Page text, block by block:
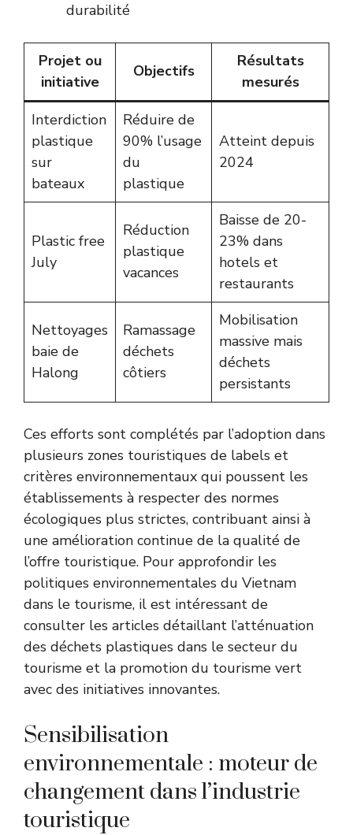
durabilité
Projet ou
initiative
Objectifs
Résultats
mesurés
Interdiction
plastique
sur
bateaux
Réduire de
90% l’usage
du
plastique
Atteint depuis
2024
Plastic free
July
Réduction
plastique
vacances
Baisse de 20-
23% dans
hotels et
restaurants
Nettoyages
baie de
Halong
Ramassage
déchets
côtiers
Mobilisation
massive mais
déchets
persistants
Ces efforts sont complétés par l’adoption dans
plusieurs zones touristiques de labels et
critères environnementaux qui poussent les
établissements à respecter des normes
écologiques plus strictes, contribuant ainsi à
une amélioration continue de la qualité de
l’offre touristique. Pour approfondir les
politiques environnementales du Vietnam
dans le tourisme, il est intéressant de
consulter les articles détaillant l’atténuation
des déchets plastiques dans le secteur du
tourisme et la promotion du tourisme vert
avec des initiatives innovantes.
Sensibilisation
environnementale : moteur de
changement dans l’industrie
touristique